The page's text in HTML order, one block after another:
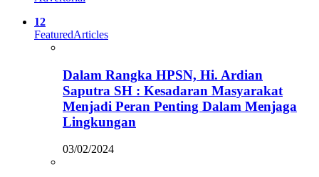
12
FeaturedArticles
Dalam Rangka HPSN, Hi. Ardian
Saputra SH : Kesadaran Masyarakat
Menjadi Peran Penting Dalam Menjaga
Lingkungan
03/02/2024